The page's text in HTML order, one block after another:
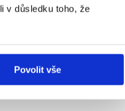
v důsledku toho, že
Povolit vše